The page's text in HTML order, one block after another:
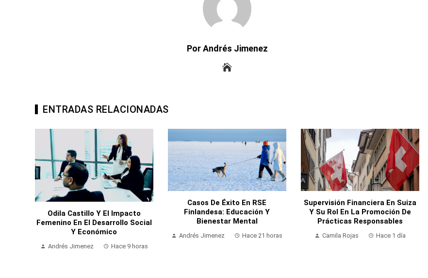
Por Andrés Jimenez
ENTRADAS RELACIONADAS
Odila Castillo Y El Impacto
Femenino En El Desarrollo Social
Y Económico
Andrés Jimenez Hace 9 horas
Casos De Éxito En RSE
Finlandesa: Educación Y
Bienestar Mental
Andrés Jimenez Hace 21 horas
Supervisión Financiera En Suiza
Y Su Rol En La Promoción De
Prácticas Responsables
Camila Rojas Hace 1 día